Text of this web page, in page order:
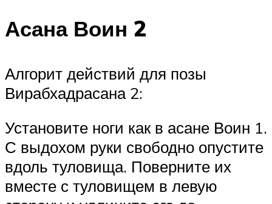
Асана Воин 2
Алгорит действий для позы
Вирабхадрасана 2:
Установите ноги как в асане Воин 1.
С выдохом руки свободно опустите
вдоль туловища. Поверните их
вместе с туловищем в левую